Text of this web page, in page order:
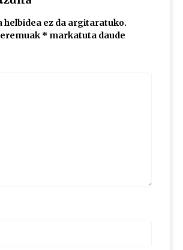
2026/07/03
#297: Bide, Boards Of Canada, Somak,
helbidea ez da argitaratuko.
* markatuta daude